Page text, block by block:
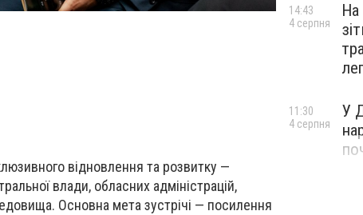
відновлення та розвитку —
влади, обласних адміністрацій,
Основна мета зустрічі — посилення
На
14:43
4 серпня
У
11:30
4 серпня